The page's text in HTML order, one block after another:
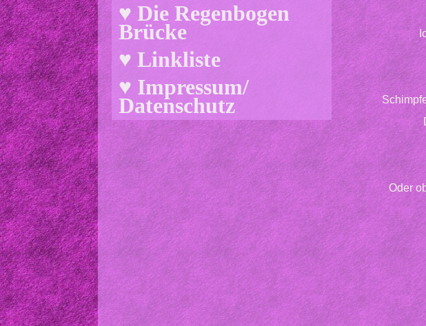
♥ Die Regenbogen
Brücke
♥ Linkliste
♥ Impressum/
Datenschutz
Oder